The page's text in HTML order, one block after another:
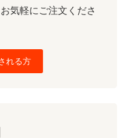
気軽にご注文くださ
れる方